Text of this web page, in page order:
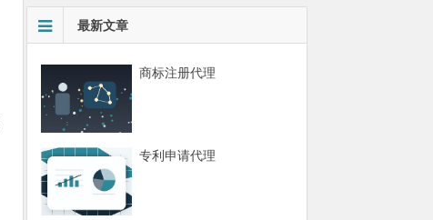
最新文章
商标注册代理
专利申请代理